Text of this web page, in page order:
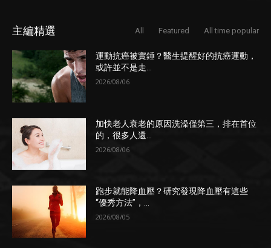
主編精選 All Featured All time popular
運動抗癌被實錘？醫生提醒好的抗癌運動，
或許並不是走...
2026/08/06
加快老人衰老的原因洗澡僅第三，排在首位
的，很多人還...
2026/08/06
跑步就能降血壓？研究發現降血壓有這些
“優秀方法”，...
2026/08/05